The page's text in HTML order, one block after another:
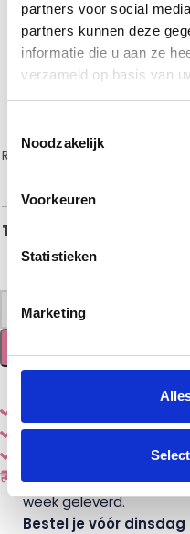
partners voor social
partners kunnen deze
informatie die u aan ze
verzameld op basis van
Noodzakelijk
Voorkeuren
Statistieken
Marketing
RVS Type IV (€15,00)
Totaal
+
Diverse
Gemaakt door een
Vóór dinsdag 12:00 uur
week geleverd.
Bestel je vóór dinsdag